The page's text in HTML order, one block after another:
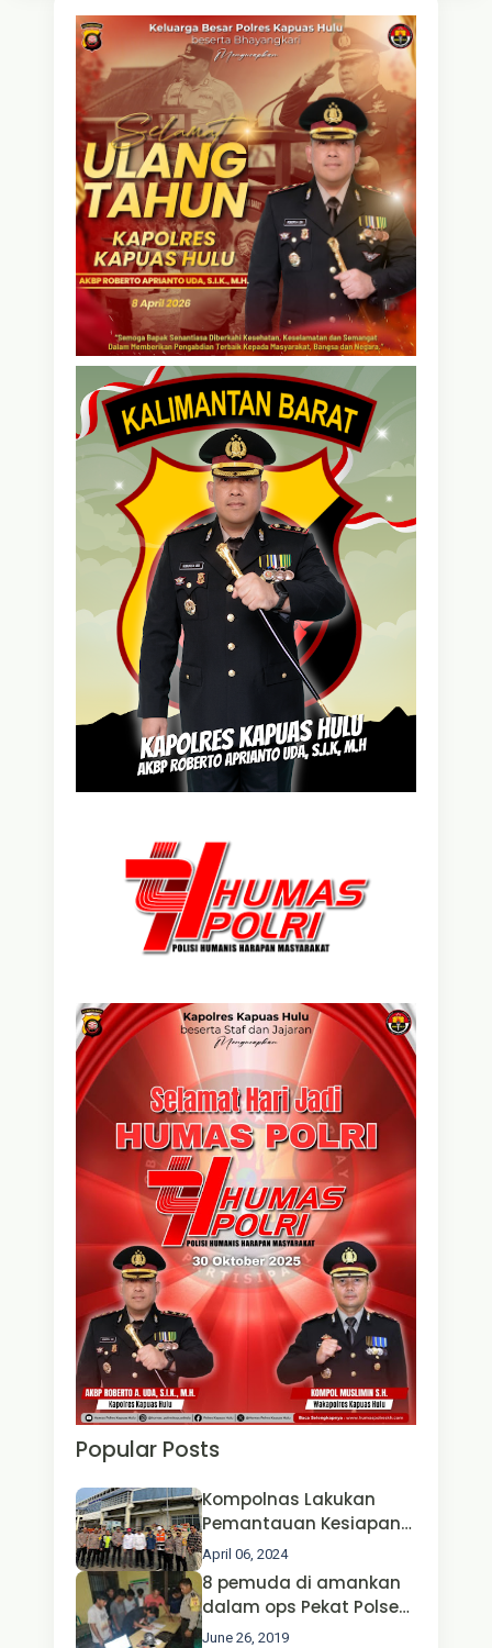
Popular Posts
Kompolnas Lakukan
Pemantauan Kesiapan
Operasi Ketupat 2024 di
Polda Jatim Bersama
Kapolri dan Menteri
Perhubungan
April 06, 2024
8 pemuda di amankan
dalam ops Pekat Polsek
Jongkong
June 26, 2019